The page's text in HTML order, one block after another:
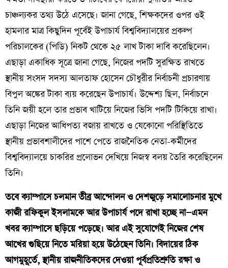
চাঞ্চল্যকর তথ্য উঠে এসেছে। জানা গেছে, শিক্ষকদের ওপর ওই
হামলার মাত্র কিছুদিন পূর্বেই উপাচার্য বিশ্ববিদ্যালয়ের প্রকল্প
পরিচালকের (পিডি) নিকট থেকে ২৫ লাখ টাকা দাবি করেছিলেন।
এছাড়া একাধিক সূত্রে জানা গেছে, নিজের পদটি সুরক্ষিত রাখতে
স্থানীয় সংসদ সদস্য আলতাফ হোসেন চৌধুরীর নির্বাচনী প্রচারণায়
বিপুল অঙ্কের টাকা ব্যয় করেছেন উপাচার্য। উদ্দেশ্য ছিল, নির্বাচনে
তিনি জয়ী হলে তার প্রভাব খাটিয়ে নিজের ভিসি পদটি টিকিয়ে রাখা।
এছাড়া নিজের আধিপত্য বজায় রাখতে ও যেকোনো পরিস্থিতিতে
স্থানীয় প্রভাবশালীদের পাশে পেতে রাজনৈতিক নেতা-কর্মীদের
বিশ্ববিদ্যালয়ে চাকরির প্রলোভন দেখিয়ে নিজস্ব বলয় তৈরি করেছিলেন
তিনি।
তবে ক্যাম্পাসে চলমান তীব্র আন্দোলন ও দেশজুড়ে সমালোচনার মুখে
কাজী রফিকুল ইসলামকে আর উপাচার্য পদে রাখা হচ্ছে না—এমন
খবর ক্যাম্পাসে ছড়িয়ে পড়েছে। আর এই সুযোগেই নিজের শেষ
আখের গুছিয়ে নিতে মরিয়া হয়ে উঠেছেন তিনি। বিদায়ের ঠিক
আগমুহূর্তে, স্থানীয় রাজনীতিকদের দেওয়া পূর্বপ্রতিশ্রুতি রক্ষা ও